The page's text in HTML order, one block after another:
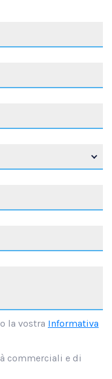
la vostra Informativa
commerciali e di